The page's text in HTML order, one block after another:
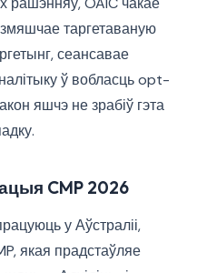
таргетаваную
сеансавае
ў вобласць opt-
яшчэ не зрабіў гэта
CMP 2026
у Аўстраліі,
якая прадстаўляе